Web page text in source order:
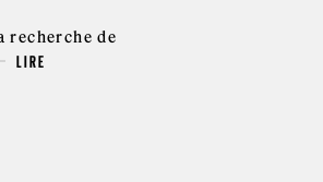
recherche de
LIRE